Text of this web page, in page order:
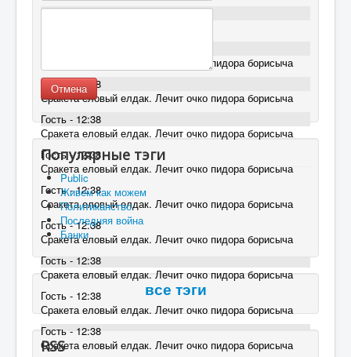
Гость - 16:30
Сракета еловый елдак. Лечит очко пидора борисыча
Гость - 12:38
Сракета еловый елдак. Лечит очко пидора борисыча
Гость - 12:38
Сракета еловый елдак. Лечит очко пидора борисыча
Гость - 12:38
Сракета еловый елдак. Лечит очко пидора борисыча
Гость - 12:38
Сракета еловый елдак. Лечит очко пидора борисыча
Гость - 12:38
Сракета еловый елдак. Лечит очко пидора борисыча
Гость - 12:38
Сракета еловый елдак. Лечит очко пидора борисыча
Гость - 12:38
Сракета еловый елдак. Лечит очко пидора борисыча
Гость - 12:38
Сракета еловый елдак. Лечит очко пидора борисыча
Отмена
Популярные тэги
Public
Живем как можем
Политиканство
Последняя война
Банки
все тэги
RSS